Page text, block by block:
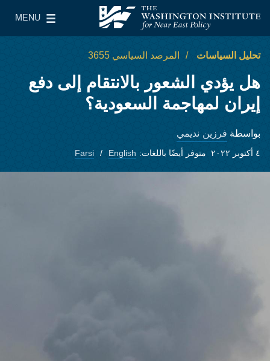
معهد واشنطن لسياسات الشرق الأدنى
MENU
Main Menu
تحليل السياسات المرصد السياسي 3655
هل يؤدي الشعور بالانتقام إلى دفع
إيران لمهاجمة السعودية؟
بواسطة فرزين نديمي
٤ أكتوبر ٢٠٢٢ متوفر أيضًا باللغات: English
Farsi